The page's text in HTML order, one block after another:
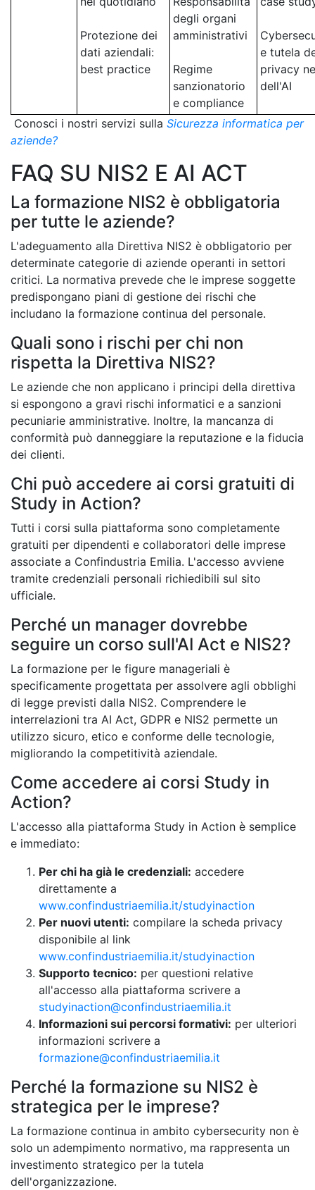
Protezione dei
dati aziendali:
best practice
degli organi
amministrativi
Regime
sanzionatorio
e compliance
e tutela
privacy
dell'AI
Conosci i nostri servizi sulla Sicurezza informatica per
aziende?
FAQ SU NIS2 E AI ACT
La formazione NIS2 è obbligatoria
per tutte le aziende?
L'adeguamento alla Direttiva NIS2 è obbligatorio per
determinate categorie di aziende operanti in settori
critici. La normativa prevede che le imprese soggette
predispongano piani di gestione dei rischi che
includano la formazione continua del personale.
Quali sono i rischi per chi non
rispetta la Direttiva NIS2?
Le aziende che non applicano i principi della direttiva
si espongono a gravi rischi informatici e a sanzioni
pecuniarie amministrative. Inoltre, la mancanza di
conformità può danneggiare la reputazione e la fiducia
dei clienti.
Chi può accedere ai corsi gratuiti di
Study in Action?
Tutti i corsi sulla piattaforma sono completamente
gratuiti per dipendenti e collaboratori delle imprese
associate a Confindustria Emilia. L'accesso avviene
tramite credenziali personali richiedibili sul sito
ufficiale.
Perché un manager dovrebbe
seguire un corso sull'AI Act e NIS2?
La formazione per le figure manageriali è
specificamente progettata per assolvere agli obblighi
di legge previsti dalla NIS2. Comprendere le
interrelazioni tra AI Act, GDPR e NIS2 permette un
utilizzo sicuro, etico e conforme delle tecnologie,
migliorando la competitività aziendale.
Come accedere ai corsi Study in
Action?
L'accesso alla piattaforma Study in Action è semplice
e immediato:
Per chi ha già le credenziali: accedere
direttamente a
www.confindustriaemilia.it/studyinaction
Per nuovi utenti: compilare la scheda privacy
disponibile al link
www.confindustriaemilia.it/studyinaction
Supporto tecnico: per questioni relative
all'accesso alla piattaforma scrivere a
studyinaction@confindustriaemilia.it
Informazioni sui percorsi formativi: per ulteriori
informazioni scrivere a
formazione@confindustriaemilia.it
Perché la formazione su NIS2 è
strategica per le imprese?
La formazione continua in ambito cybersecurity non è
solo un adempimento normativo, ma rappresenta un
investimento strategico per la tutela
dell'organizzazione.